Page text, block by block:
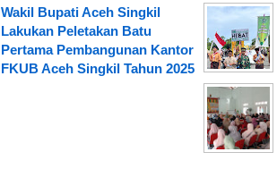
Wakil Bupati Aceh Singkil
Lakukan Peletakan Batu
Pertama Pembangunan Kantor
FKUB Aceh Singkil Tahun 2025